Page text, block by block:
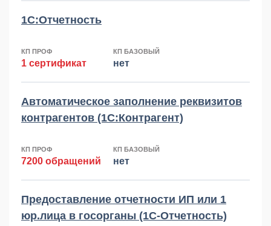
1С:Отчетность
КП ПРОФ
1 сертификат
КП БАЗОВЫЙ
нет
Автоматическое заполнение реквизитов
контрагентов (1С:Контрагент)
КП ПРОФ
7200 обращений
КП БАЗОВЫЙ
нет
Предоставление отчетности ИП или 1
юр.лица в госорганы (1С-Отчетность)